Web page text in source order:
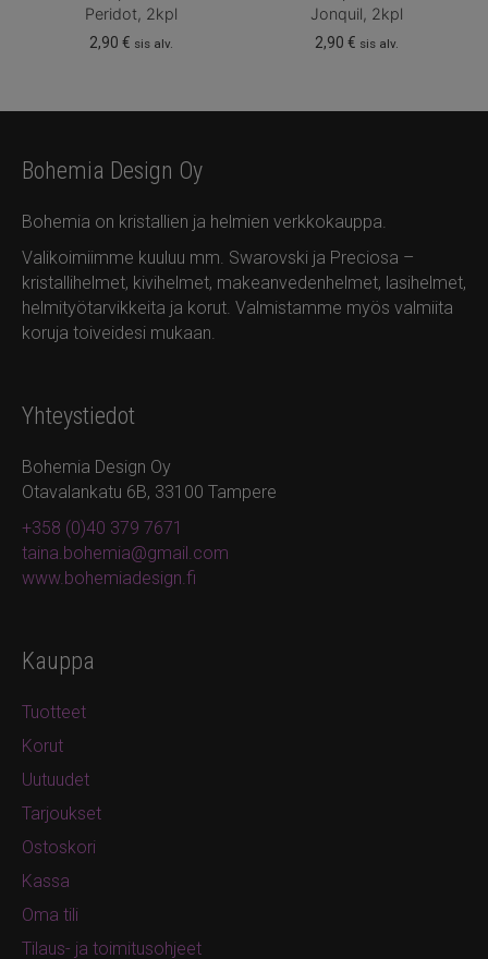
Peridot, 2kpl
2,90€ sis alv.
Jonquil, 2kpl
2,90 € sis alv.
Bohemia Design Oy
Bohemia on kristallien ja helmien verkkokauppa.
Valikoimiimme kuuluu mm. Swarovski ja Preciosa –
kristallihelmet, kivihelmet, makeanvedenhelmet, lasihelmet,
helmityötarvikkeita ja korut. Valmistamme myös valmiita
koruja toiveidesi mukaan.
Yhteystiedot
Bohemia Design Oy
Otavalankatu 6B, 33100 Tampere
+358 (0)40 379 7671
taina.bohemia@gmail.com
www.bohemiadesign.fi
Kauppa
Tuotteet
Korut
Uutuudet
Tarjoukset
Ostoskori
Kassa
Oma tili
Tilaus- ja toimitusohjeet